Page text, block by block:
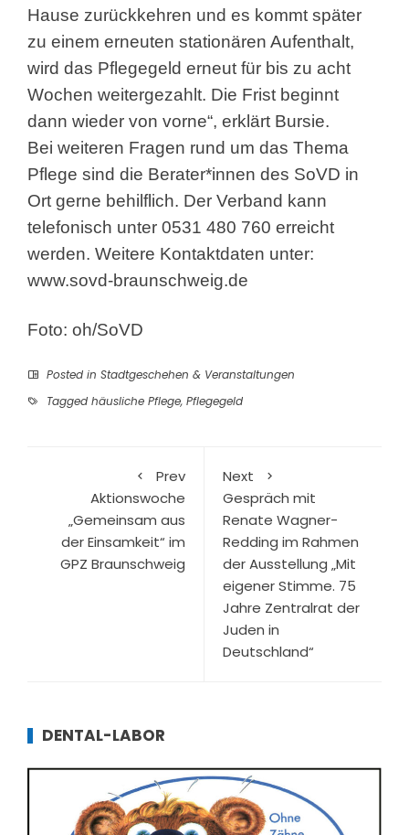
Hause zurückkehren und es kommt später
zu einem erneuten stationären Aufenthalt,
wird das Pflegegeld erneut für bis zu acht
Wochen weitergezahlt. Die Frist beginnt
dann wieder von vorne“, erklärt Bursie.
Bei weiteren Fragen rund um das Thema
Pflege sind die Berater*innen des SoVD in
Ort gerne behilflich. Der Verband kann
telefonisch unter 0531 480 760 erreicht
werden. Weitere Kontaktdaten unter:
www.sovd-braunschweig.de
Foto: oh/SoVD
Posted in Stadtgeschehen & Veranstaltungen
Tagged häusliche Pflege, Pflegegeld
Prev
Aktionswoche
„Gemeinsam aus
der Einsamkeit“ im
GPZ Braunschweig
Next
Gespräch mit
Renate Wagner-
Redding im Rahmen
der Ausstellung „Mit
eigener Stimme. 75
Jahre Zentralrat der
Juden in
Deutschland“
DENTAL-LABOR